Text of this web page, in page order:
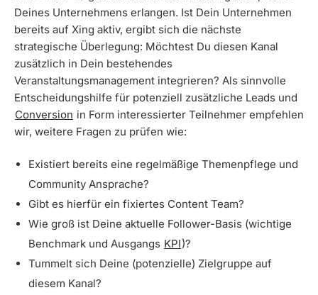
Deines Unternehmens erlangen. Ist Dein Unternehmen
bereits auf Xing aktiv, ergibt sich die nächste
strategische Überlegung: Möchtest Du diesen Kanal
zusätzlich in Dein bestehendes
Veranstaltungsmanagement integrieren? Als sinnvolle
Entscheidungshilfe für potenziell zusätzliche Leads und
Conversion in Form interessierter Teilnehmer empfehlen
wir, weitere Fragen zu prüfen wie:
Existiert bereits eine regelmäßige Themenpflege und
Community Ansprache?
Gibt es hierfür ein fixiertes Content Team?
Wie groß ist Deine aktuelle Follower-Basis (wichtige
Benchmark und Ausgangs KPI)?
Tummelt sich Deine (potenzielle) Zielgruppe auf
diesem Kanal?